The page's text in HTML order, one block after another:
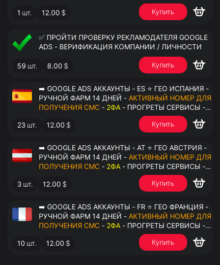
1 шт. 12.00 $ Купить
✅ ПРОЙТИ ПРОВЕРКУ РЕКЛАМОДАТЕЛЯ GOOGLE
ADS - ВЕРИФИКАЦИЯ КОМПАНИИ / ЛИЧНОСТИ
59 шт. 8.00 $ Купить
➡️ GOOGLE ADS АККАУНТЫ - ES ⭐ ГЕО ИСПАНИЯ -
РУЧНОЙ ФАРМ 14 ДНЕЙ - АКТИВНЫЙ НОМЕР ДЛЯ
ПОЛУЧЕНИЯ СМС - 2ФА - ПРОГРЕТЫ СЕРВИСЫ -
23 шт. 12.00 $ Купить
➡️ GOOGLE ADS АККАУНТЫ - AT ⭐ ГЕО АВСТРИЯ -
РУЧНОЙ ФАРМ 14 ДНЕЙ - АКТИВНЫЙ НОМЕР ДЛЯ
ПОЛУЧЕНИЯ СМС - 2ФА - ПРОГРЕТЫ СЕРВИСЫ -
3 шт. 12.00 $ Купить
➡️ GOOGLE ADS АККАУНТЫ - FR ⭐ ГЕО ФРАНЦИЯ -
РУЧНОЙ ФАРМ 14 ДНЕЙ - АКТИВНЫЙ НОМЕР ДЛЯ
ПОЛУЧЕНИЯ СМС - 2ФА - ПРОГРЕТЫ СЕРВИСЫ -
10 шт. 12.00 $ Купить